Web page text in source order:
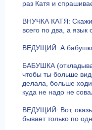
раз Катя и
ВНУЧКА КАТЯ:
всего по два, а
ВЕДУЩИЙ: А бабушка
БАБУШКА
чтобы ты больше
делала, больше
куда не надо не
ВЕДУЩИЙ: Вот,
бывает только по